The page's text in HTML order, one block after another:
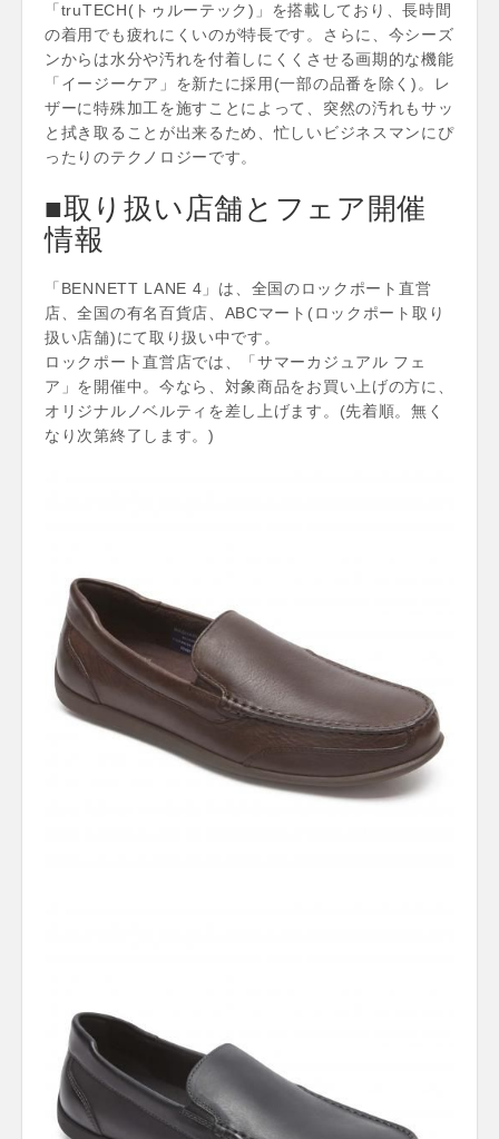
「truTECH(トゥルーテック)」を搭載しており、長時間
の着用でも疲れにくいのが特長です。さらに、今シーズ
ンからは水分や汚れを付着しにくくさせる画期的な機能
「イージーケア」を新たに採用(一部の品番を除く)。レ
ザーに特殊加工を施すことによって、突然の汚れもサッ
と拭き取ることが出来るため、忙しいビジネスマンにぴ
ったりのテクノロジーです。
■取り扱い店舗とフェア開催
情報
「BENNETT LANE 4」は、全国のロックポート直営
店、全国の有名百貨店、ABCマート(ロックポート取り
扱い店舗)にて取り扱い中です。
ロックポート直営店では、「サマーカジュアル フェ
ア」を開催中。今なら、対象商品をお買い上げの方に、
オリジナルノベルティを差し上げます。(先着順。無く
なり次第終了します。)